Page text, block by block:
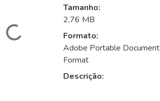
Carregando...
Tamanho:
2,76 MB
Formato:
Adobe Portable Document
Format
Descrição: